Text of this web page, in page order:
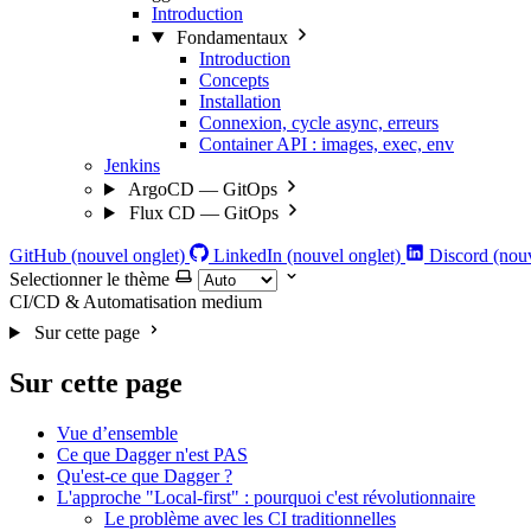
Introduction
Fondamentaux
Introduction
Concepts
Installation
Connexion, cycle async, erreurs
Container API : images, exec, env
Jenkins
ArgoCD — GitOps
Flux CD — GitOps
GitHub (nouvel onglet) LinkedIn (nouvel onglet) Discord
Selectionner le thème
CI/CD & Automatisation medium
Sur cette page
Sur cette page
Vue d’ensemble
Ce que Dagger n'est PAS
Qu'est-ce que Dagger ?
L'approche "Local-first" : pourquoi c'est révolutionnaire
Le problème avec les CI traditionnelles